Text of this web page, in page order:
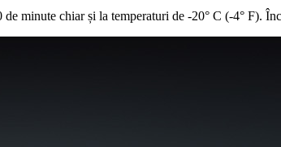
minute chiar și la temperaturi de -20° C (-4° F).